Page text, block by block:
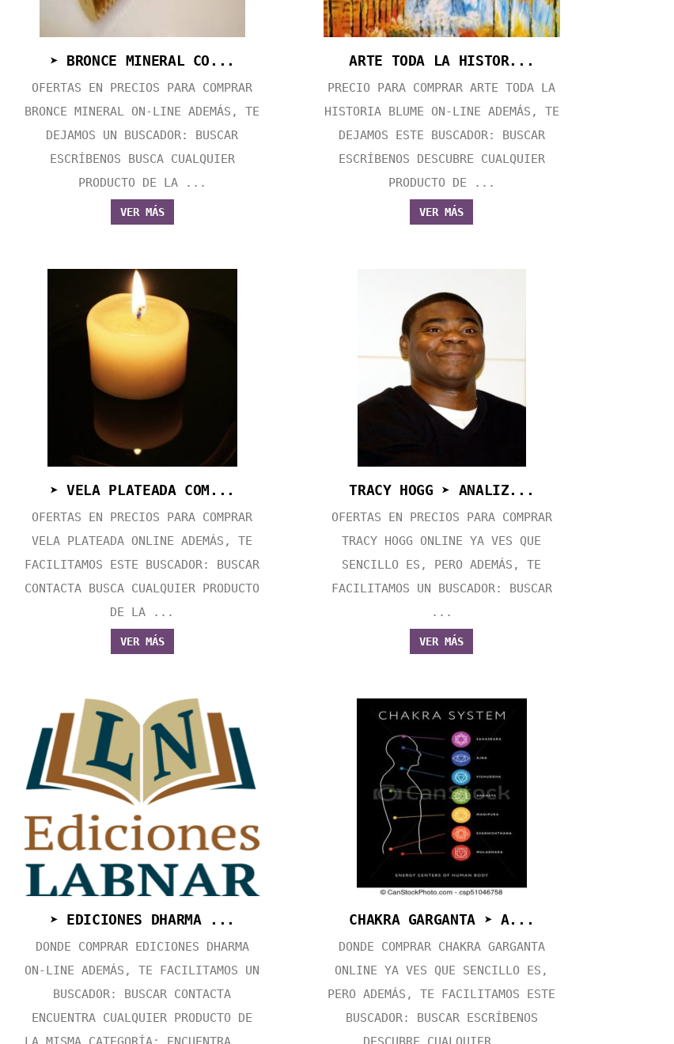
➤ BRONCE MINERAL CO...
OFERTAS EN PRECIOS PARA COMPRAR
BRONCE MINERAL ON-LINE ADEMÁS, TE
DEJAMOS UN BUSCADOR: BUSCAR
ESCRÍBENOS BUSCA CUALQUIER
PRODUCTO DE LA ...
VER MÁS
ARTE TODA LA HISTOR...
PRECIO PARA COMPRAR ARTE TODA LA
HISTORIA BLUME ON-LINE ADEMÁS, TE
DEJAMOS ESTE BUSCADOR: BUSCAR
ESCRÍBENOS DESCUBRE CUALQUIER
PRODUCTO DE ...
VER MÁS
➤ VELA PLATEADA COM...
OFERTAS EN PRECIOS PARA COMPRAR
VELA PLATEADA ONLINE ADEMÁS, TE
FACILITAMOS ESTE BUSCADOR: BUSCAR
CONTACTA BUSCA CUALQUIER PRODUCTO
DE LA ...
VER MÁS
TRACY HOGG ➤ ANALIZ...
OFERTAS EN PRECIOS PARA COMPRAR
TRACY HOGG ONLINE YA VES QUE
SENCILLO ES, PERO ADEMÁS, TE
FACILITAMOS UN BUSCADOR: BUSCAR
...
VER MÁS
➤ EDICIONES DHARMA ...
DONDE COMPRAR EDICIONES DHARMA
ON-LINE ADEMÁS, TE FACILITAMOS UN
BUSCADOR: BUSCAR CONTACTA
ENCUENTRA CUALQUIER PRODUCTO DE
CHAKRA GARGANTA ➤ A...
DONDE COMPRAR CHAKRA GARGANTA
ONLINE YA VES QUE SENCILLO ES,
PERO ADEMÁS, TE FACILITAMOS ESTE
BUSCADOR: BUSCAR ESCRÍBENOS